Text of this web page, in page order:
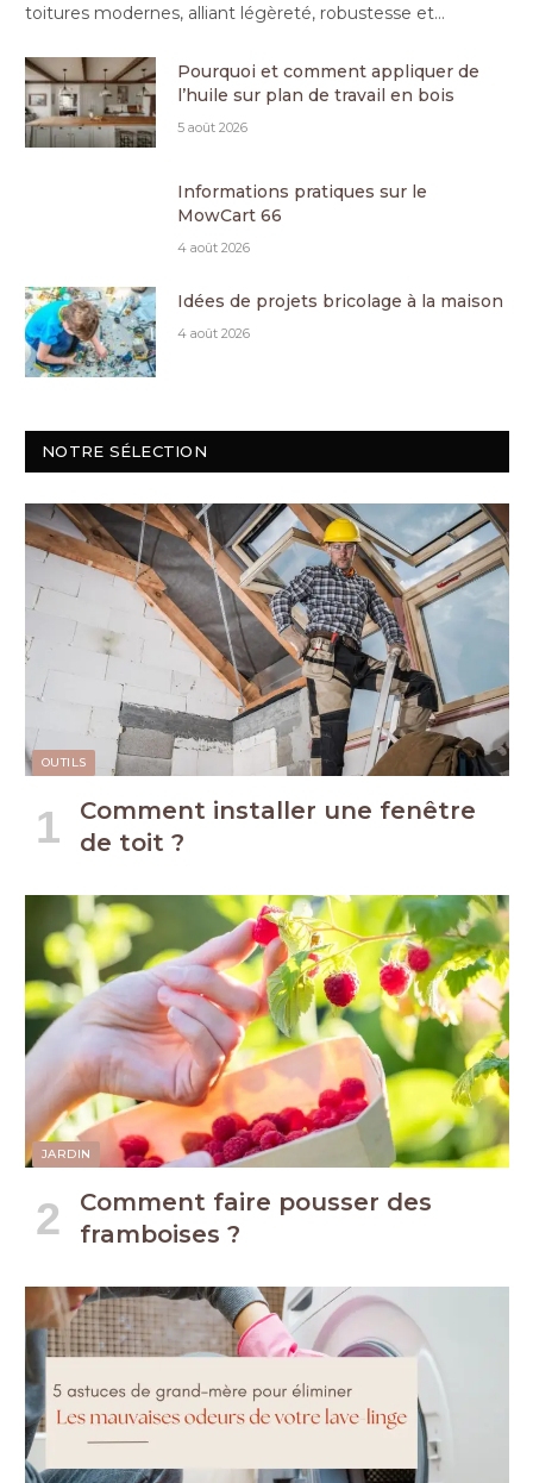
toitures modernes, alliant légèreté, robustesse et…
Pourquoi et comment appliquer de
l’huile sur plan de travail en bois
5 août 2026
Informations pratiques sur le
MowCart 66
4 août 2026
Idées de projets bricolage à la maison
4 août 2026
NOTRE SÉLECTION
OUTILS
Comment installer une fenêtre
de toit ?
JARDIN
Comment faire pousser des
framboises ?